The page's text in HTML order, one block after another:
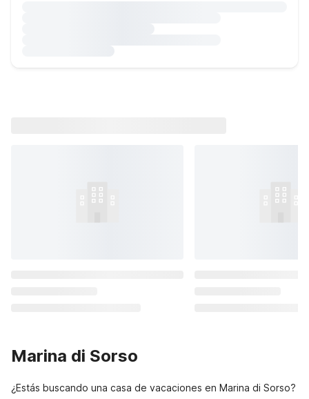
Marina di Sorso
¿Estás buscando una casa de vacaciones en Marina di Sorso?